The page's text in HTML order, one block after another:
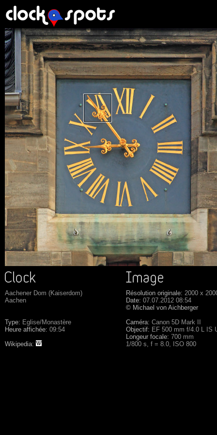
Aachener Dom (Kaiserdom)
Aachen
Type: Eglise/Monastère
Heure affichée: 09:54
Wikipedia:
Résolution originale: 2000 x
Date: 07.07.2012 08:54
© Michael von Aichberger
Caméra: Canon 5D Mark II
Objectif: EF 500 mm f/4.0 L IS
Longeur focale: 700 mm
1/800 s, f = 8.0, ISO 800